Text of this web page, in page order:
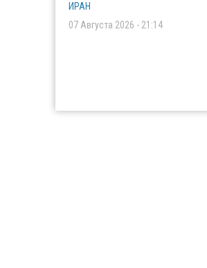
ИРАН
07 Августа 2026 - 21:14